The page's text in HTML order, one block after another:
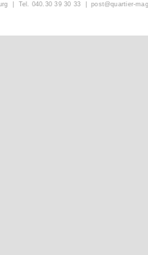
| Tel. 040.30 39 30 33 |post@quartier-